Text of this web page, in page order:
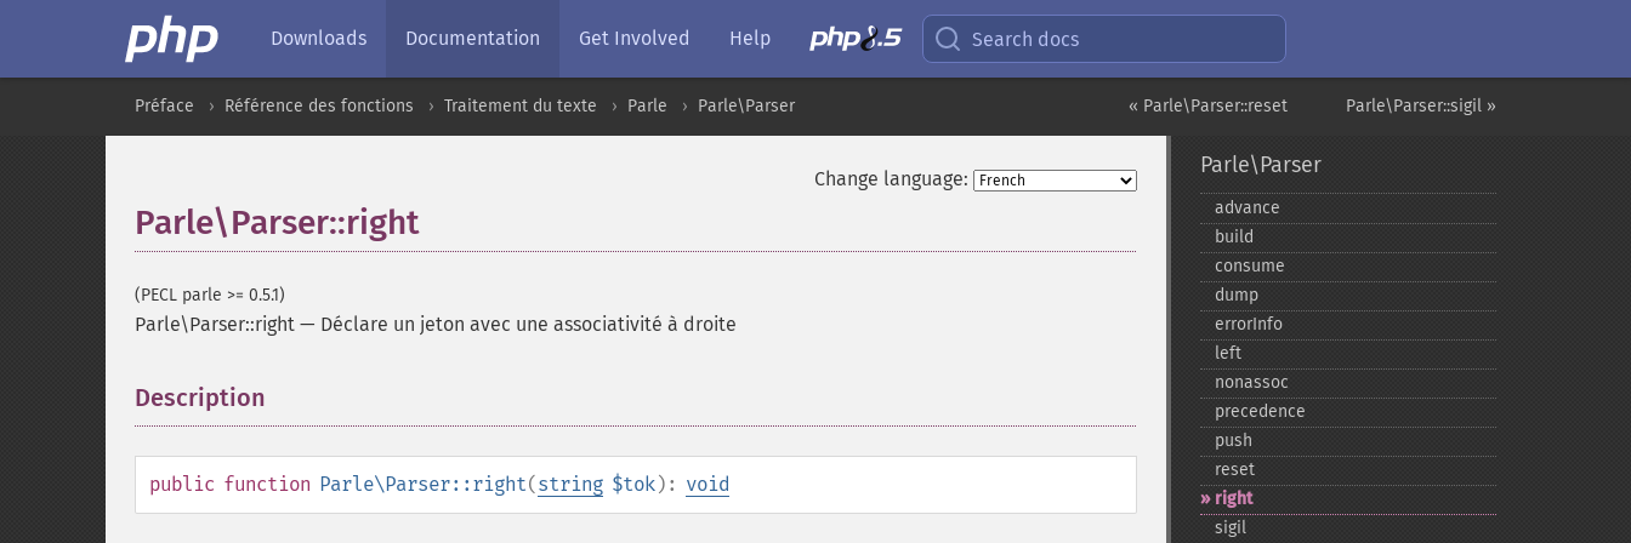
Downloads Documentation Get Involved Help Search docs
Parle\Parser::sigil »
« Parle\Parser::reset
Préface Référence des fonctions Traitement du texte Parle Parle\Parser
Change language:
Parle\Parser::right
(PECL parle >= 0.5.1)
Parle\Parser::right — Déclare un jeton avec une associativité à droite
Description
public function Parle\Parser::right(string $tok): void
Parle\Parser
advance
build
consume
dump
errorInfo
left
nonassoc
precedence
push
reset
right
sigil